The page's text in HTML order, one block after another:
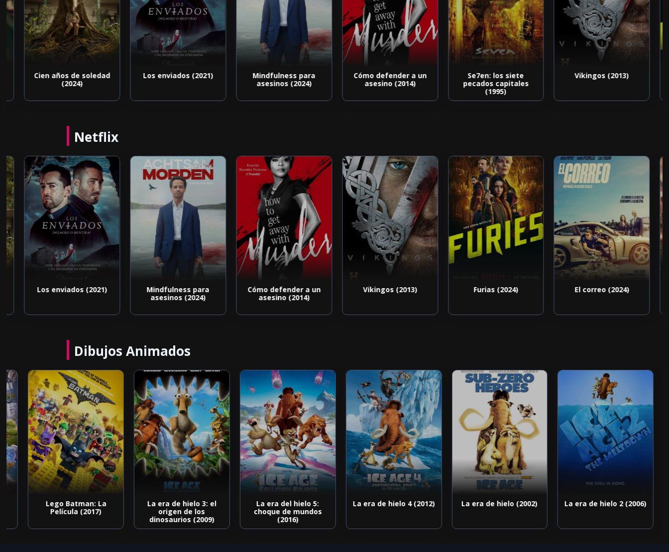
Cien años de soledad
(2024)
Los enviados (2021)
Mindfulness para
asesinos (2024)
Cómo defender a un
asesino (2014)
Se7en: los siete
pecados capitales
(1995)
Vikingos (2013)
Netflix
Los enviados (2021)
Mindfulness para
asesinos (2024)
Cómo defender a un
asesino (2014)
Vikingos (2013) Furias (2024) El correo (2024)
Dibujos Animados
Lego Batman: La
Película (2017)
La era de hielo 3: el
origen de los
dinosaurios (2009)
La era del hielo 5:
choque de mundos
(2016)
La era de hielo 4 (2012) La era de hielo (2002)
La era de hielo 2 (2006)